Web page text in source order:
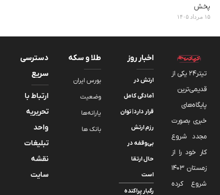
پخش
۱۵ مرداد ۱۴۰۵
تیتر24 یکی از
قدیمی‌ترین
پایگاه‌های
خبری بصورت
مجدد شروع
کار خود را از
زمستان 1403
شروع کرده
اخبار روز
ارتش در
آمادگی کامل
قرار دارد| توان
رزم ارتش
بی‌وقفه در
حال ارتقا
است
رگبار پراکنده
طلا و سکه
بورس ایران
وضعیت
یارانه‌ها
بانک ها
دسترسی
سریع
ارتباط با
تحریریه
واحد
تبلیغات
نقشه
سایت